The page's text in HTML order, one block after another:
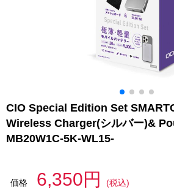
CIO Special Edition Set
Wireless Charger(シルバー)&
MB20W1C-5K-WL15-
価格 6,350円
(税込)